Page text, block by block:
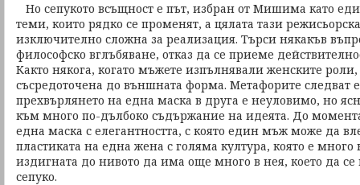
Но сепукото всъщност е път, избран от Мишима като
теми, които рядко се променят, а цялата тази
изключително сложна за реализация. Търси някакъв
философско вглъбяване, отказ да се приеме
Както някога, когато мъжете изпълнявали женските
съсредоточена до външната форма. Метафорите следват
прехвърлянето на една маска в друга е неуловимо, но
към много по-дълбоко съдържание на идеята. До
една маска с елегантността, с която един мъж може да
пластиката на една жена с голяма култура, която е
издигната до нивото да има още много в нея, което да
сепуко.